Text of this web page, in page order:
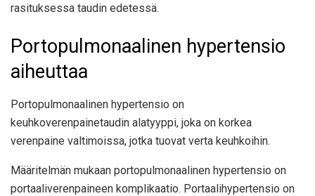
rasituksessa taudin edetessä.
Portopulmonaalinen hypertensio
aiheuttaa
Portopulmonaalinen hypertensio on
keuhkoverenpainetaudin alatyyppi, joka on korkea
verenpaine valtimoissa, jotka tuovat verta keuhkoihin.
Määritelmän mukaan portopulmonaalinen hypertensio on
portaaliverenpaineen komplikaatio. Portaalihypertensio on